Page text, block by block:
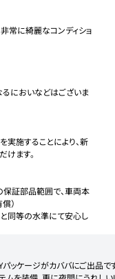
常に綺麗なコンディショ
るにおいなどはございま
実施することにより、新
ます。
証部品範囲で、車両本
）
同等の水準にて安心し
ッケージがカババにご出品です